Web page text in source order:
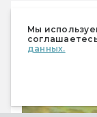
Мы
данных.